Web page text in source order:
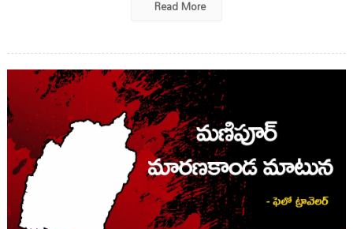
Read More